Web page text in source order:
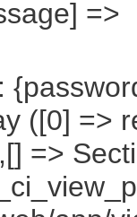
=>
([0] =>
=>